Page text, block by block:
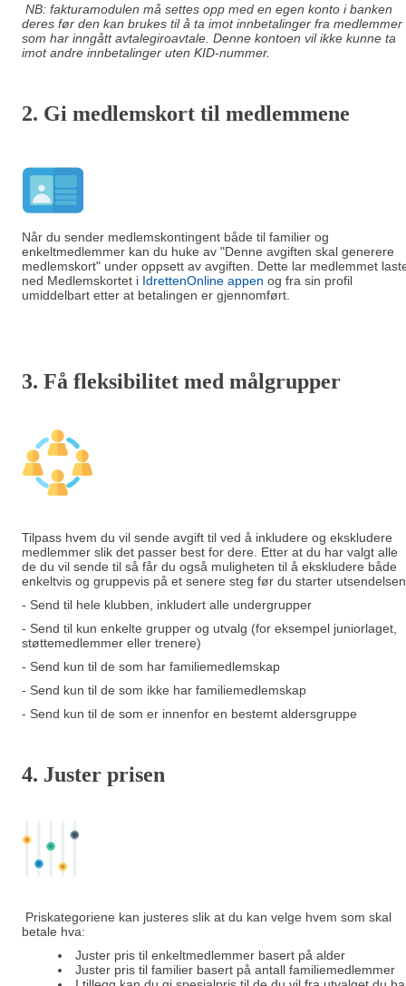
NB: fakturamodulen må settes opp med en egen konto i banken
deres før den kan brukes til å ta imot innbetalinger fra medlemmer
som har inngått avtalegiroavtale. Denne kontoen vil ikke kunne ta
imot andre innbetalinger uten KID-nummer.
2. Gi medlemskort til medlemmene
Når du sender medlemskontingent både til familier og
enkeltmedlemmer kan du huke av "Denne avgiften skal generere
medlemskort" under oppsett av avgiften. Dette lar medlemmet
ned Medlemskortet i IdrettenOnline appen og fra sin profil
umiddelbart etter at betalingen er gjennomført.
3. Få fleksibilitet med målgrupper
Tilpass hvem du vil sende avgift til ved å inkludere og ekskludere
medlemmer slik det passer best for dere. Etter at du har valgt alle
de du vil sende til så får du også muligheten til å ekskludere både
enkeltvis og gruppevis på et senere steg før du starter
- Send til hele klubben, inkludert alle undergrupper
- Send til kun enkelte grupper og utvalg (for eksempel juniorlaget,
støttemedlemmer eller trenere)
- Send kun til de som har familiemedlemskap
- Send kun til de som ikke har familiemedlemskap
- Send kun til de som er innenfor en bestemt aldersgruppe
4. Juster prisen
Priskategoriene kan justeres slik at du kan velge hvem som skal
betale hva:
Juster pris til enkeltmedlemmer basert på alder
Juster pris til familier basert på antall familiemedlemmer